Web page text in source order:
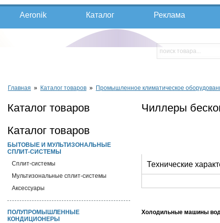
Aeronik Каталог Реклама
Главная » Каталог товаров » Промышленное климатическое
Каталог товаров
Каталог товаров
БЫТОВЫЕ И МУЛЬТИЗОНАЛЬНЫЕ
СПЛИТ-СИСТЕМЫ
Cплит-системы
Мультизональные сплит-системы
Аксессуары
ПОЛУПРОМЫШЛЕННЫЕ
КОНДИЦИОНЕРЫ
Чиллеры
Технические
Холодильные машины